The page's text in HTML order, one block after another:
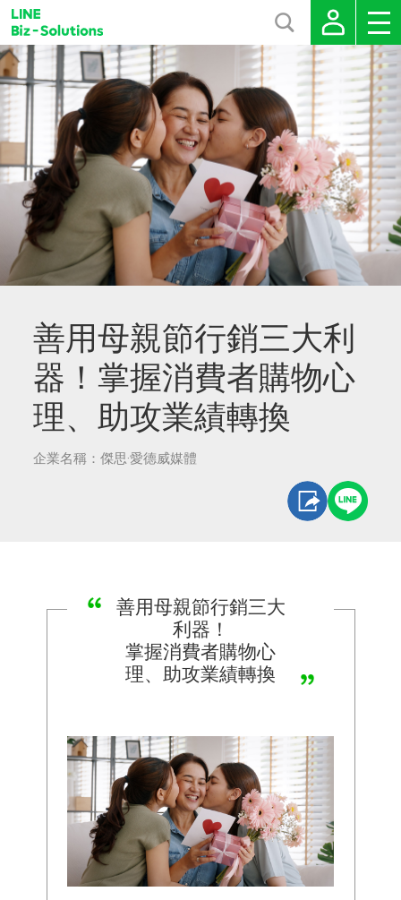
善用母親節行銷三大利
器！掌握消費者購物心
理、助攻業績轉換
企業名稱：傑思·愛德威媒體
善用母親節行銷三大
利器！
掌握消費者購物心
理、助攻業績轉換